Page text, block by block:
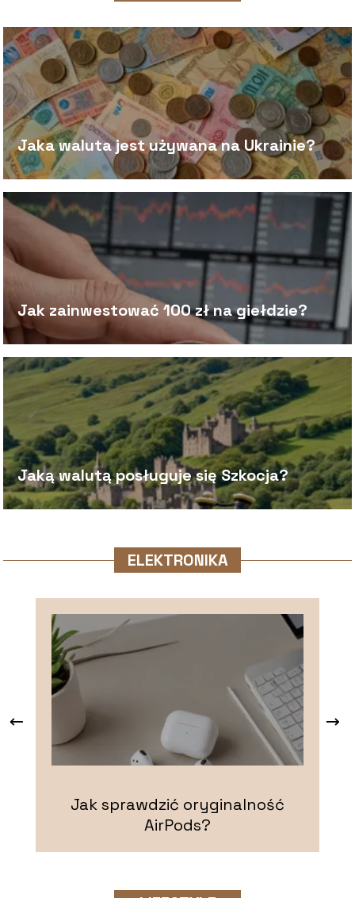
Jaka waluta jest używana na Ukrainie?
Jak zainwestować 100 zł na giełdzie?
Jaką walutą posługuje się Szkocja?
ELEKTRONIKA
Jak sprawdzić oryginalność
AirPods?